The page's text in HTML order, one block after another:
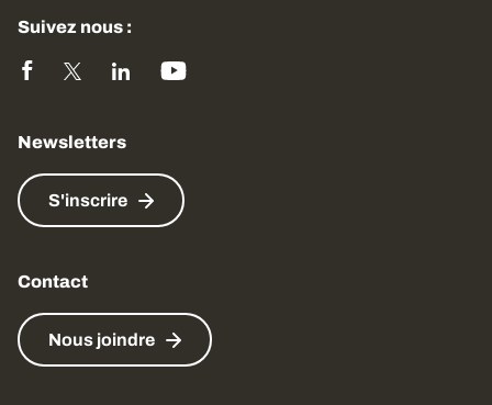
Suivez nous :
Newsletters
S'inscrire
Contact
Nous joindre